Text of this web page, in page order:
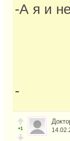
-А я и
-
+1